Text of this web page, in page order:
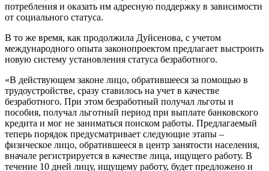
потребления и оказать им адресную поддержку в зависимости
от социального статуса.
В то же время, как продолжила Дуйсенова, с учетом
международного опыта законопроектом предлагает выстроить
новую систему установления статуса безработного.
«В действующем законе лицо, обратившееся за помощью в
трудоустройстве, сразу ставилось на учет в качестве
безработного. При этом безработный получал льготы и
пособия, получал льготный период при выплате банковского
кредита и мог не заниматься поиском работы. Предлагаемый
теперь порядок предусматривает следующие этапы –
физическое лицо, обратившееся в центр занятости населения,
вначале регистрируется в качестве лица, ищущего работу. В
течение 10 дней лицу, ищущему работу, будет предложено и